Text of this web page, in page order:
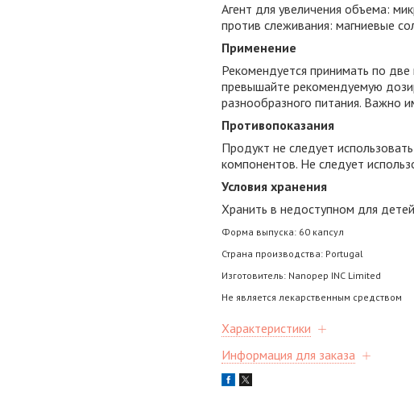
Агент для увеличения объема:
против слеживания: магниевые
Применение
Рекомендуется принимать по
превышайте рекомендуемую
разнообразного питания. Важно
Противопоказания
Продукт не следует
компонентов. Не следует
Условия хранения
Хранить в недоступном для
Форма выпуска: 60 капсул
Страна производства: Portugal
Изготовитель: Nanopep INC Limited
Не является лекарственным средством
Характеристики
Информация для заказа